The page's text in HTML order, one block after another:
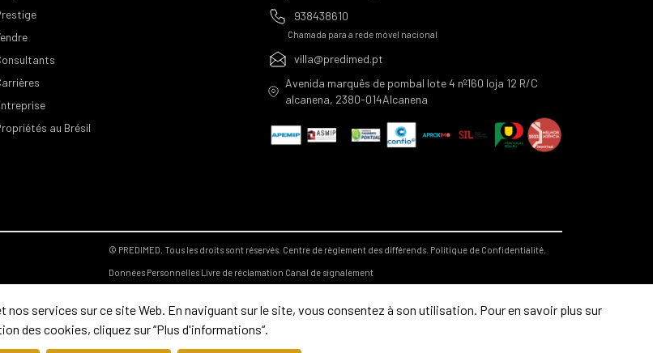
au Brésil
938438610
Chamada para a rede móvel nacional
villa@predimed.pt
Avenida marquês de pombal lote 4 nº160 loja 12 R/C
alcanena, 2380-014Alcanena
© PREDIMED. Tous les droits sont réservés. Centre de règlement des différends. Politique de Confidentialité.
Données PersonnellesLivre de réclamation Canal de signalement
services sur ce site Web. En naviguant sur le site, vous consentez à son utilisation. Pour en savoir plus sur
des cookies, cliquez sur “Plus d'informations“.